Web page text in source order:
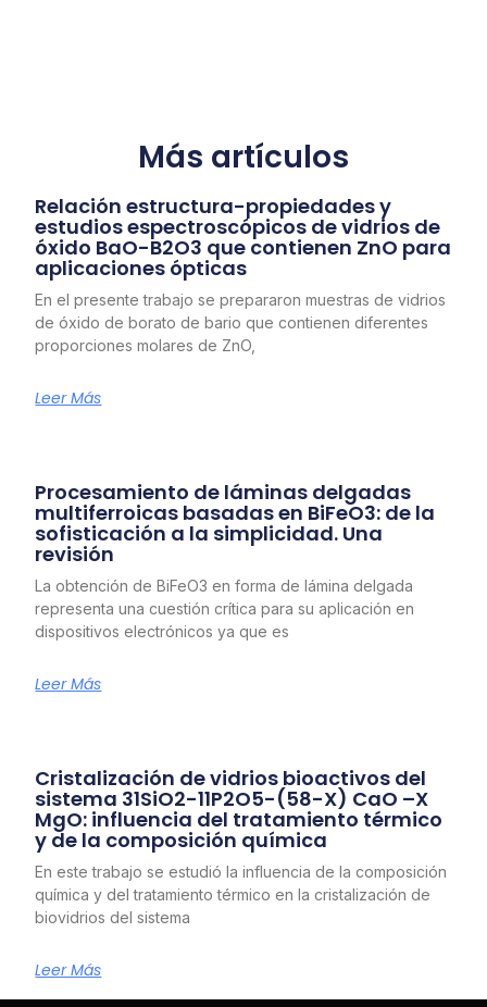
Más artículos
Relación estructura-propiedades y
estudios espectroscópicos de vidrios de
óxido BaO-B2O3 que contienen ZnO para
aplicaciones ópticas
En el presente trabajo se prepararon muestras de vidrios
de óxido de borato de bario que contienen diferentes
proporciones molares de ZnO,
Leer Más
Procesamiento de láminas delgadas
multiferroicas basadas en BiFeO3: de la
sofisticación a la simplicidad. Una
revisión
La obtención de BiFeO3 en forma de lámina delgada
representa una cuestión crítica para su aplicación en
dispositivos electrónicos ya que es
Leer Más
Cristalización de vidrios bioactivos del
sistema 31SiO2-11P2O5-(58-X) CaO –X
MgO: influencia del tratamiento térmico
y de la composición química
En este trabajo se estudió la influencia de la composición
química y del tratamiento térmico en la cristalización de
biovidrios del sistema
Leer Más